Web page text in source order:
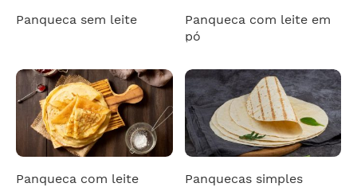
Panqueca sem leite
Panqueca com leite em
pó
Panqueca com leite Panquecas simples